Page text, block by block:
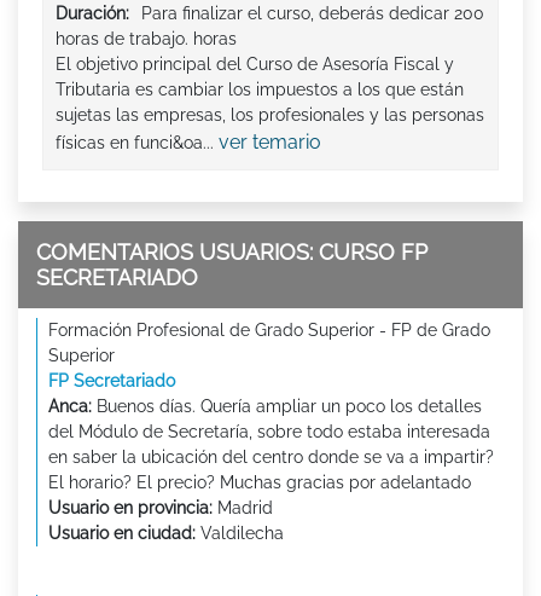
Duración:
Para finalizar el curso, deberás dedicar 200
horas de trabajo. horas
El objetivo principal del Curso de Asesoría Fiscal y
Tributaria es cambiar los impuestos a los que están
sujetas las empresas, los profesionales y las personas
físicas en funci&oa... ver temario
COMENTARIOS USUARIOS: CURSO FP
SECRETARIADO
Formación Profesional de Grado Superior - FP de Grado
Superior
FP Secretariado
Anca: Buenos días. Quería ampliar un poco los detalles
del Módulo de Secretaría, sobre todo estaba interesada
en saber la ubicación del centro donde se va a impartir?
El horario? El precio? Muchas gracias por adelantado
Usuario en provincia: Madrid
Usuario en ciudad: Valdilecha